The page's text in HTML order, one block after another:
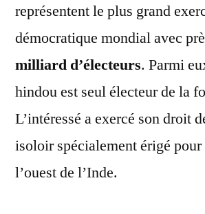
représentent le plus grand
démocratique mondial avec
milliard d’électeurs. Parmi
hindou est seul électeur de la
L’intéressé a exercé son droit
isoloir spécialement érigé
l’ouest de l’Inde.